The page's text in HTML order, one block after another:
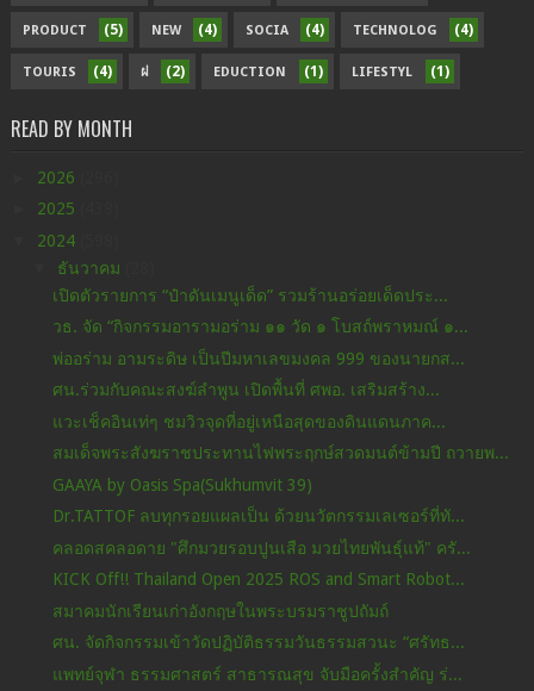
PRODUCT (5) NEW (4) SOCIA (4) TECHNOLOG (4)
TOURIS (4) ฝ (2) EDUCTION (1) LIFESTYL (1)
READ BY MONTH
2026
2025
2024
ธันวาคม
เปิดตัวรายการ “ป๋าดันเมนูเด็ด” รวมร้านอร่อยเด็ดประ...
วธ. จัด “กิจกรรมอารามอร่าม ๑๑ วัด ๑ โบสถ์พราหมณ์ ๑...
พ่ออร่าม อามระดิษ เป็นปีมหาเลขมงคล 999 ของนายกส...
ศน.ร่วมกับคณะสงฆ์ลำพูน เปิดพื้นที่ ศพอ. เสริมสร้าง...
แวะเช็คอินเท่ๆ ชมวิวจุดที่อยู่เหนือสุดของดินแดนภาค...
สมเด็จพระสังฆราชประทานไฟพระฤกษ์สวดมนต์ข้ามปี ถวายพ...
GAAYA by Oasis Spa(Sukhumvit 39)
Dr.TATTOF ลบทุกรอยแผลเป็น ด้วยนวัตกรรมเลเซอร์ที่ทั...
คลอดสคลอดาย "ศึกมวยรอบปูนเสือ มวยไทยพันธุ์แท้" ครั...
KICK Off!! Thailand Open 2025 ROS and Smart Robot...
สมาคมนักเรียนเก่าอังกฤษในพระบรมราชูปถัมถ์
ศน. จัดกิจกรรมเข้าวัดปฏิบัติธรรมวันธรรมสวนะ “ศรัทธ...
แพทย์จุฬา ธรรมศาสตร์ สาธารณสุข จับมือครั้งสำคัญ ร่...